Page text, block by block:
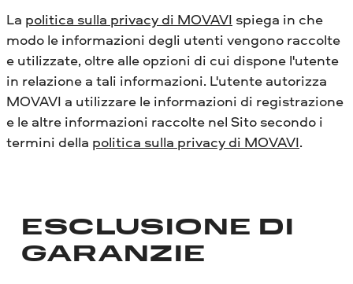
La politica sulla privacy di MOVAVI spiega in che
modo le informazioni degli utenti vengono raccolte
e utilizzate, oltre alle opzioni di cui dispone l'utente
in relazione a tali informazioni. L'utente autorizza
MOVAVI a utilizzare le informazioni di registrazione
e le altre informazioni raccolte nel Sito secondo i
termini della politica sulla privacy di MOVAVI.
ESCLUSIONE DI
GARANZIE